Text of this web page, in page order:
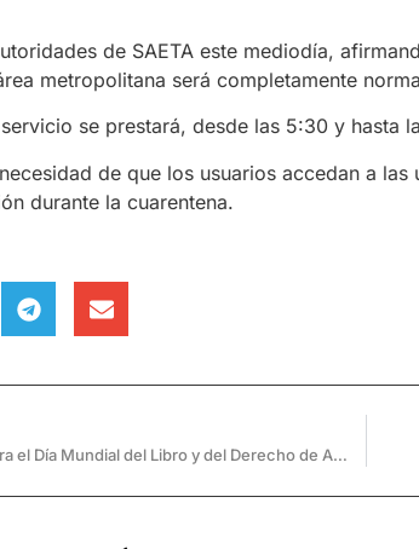
de SAETA este mediodía,
metropolitana será completamente
se prestará, desde las 5:30 y hasta
de que los usuarios accedan a
durante la cuarentena.
Hoy 23 de abril se celebra el Día Mundial del Libro y del Derecho de Autor